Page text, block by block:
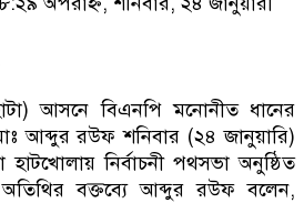
আসনে বিএনপি মনোনীত ধানের
আব্দুর রউফ শনিবার (২৪ জানুয়ারি)
হাটখোলায় নির্বাচনী পথসভা অনুষ্ঠিত
বক্তব্যে আব্দুর রউফ বলেন,